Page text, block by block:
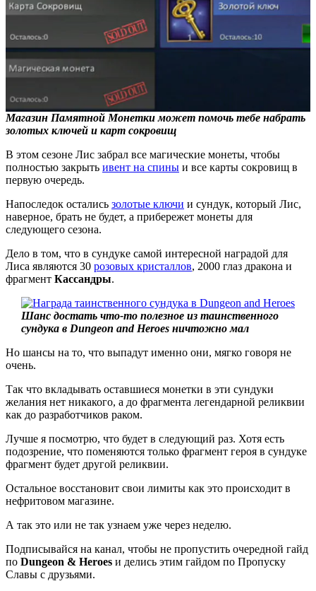
Магазин Памятной Монетки может помочь тебе набрать
золотых ключей и карт сокровищ
В этом сезоне Лис забрал все магические монеты, чтобы
полностью закрыть ивент на спины и все карты сокровищ в
первую очередь.
Напоследок остались золотые ключи и сундук, который Лис,
наверное, брать не будет, а прибережет монеты для
следующего сезона.
Дело в том, что в сундуке самой интересной наградой для
Лиса являются 30 розовых кристаллов, 2000 глаз дракона и
фрагмент Кассандры.
Шанс достать что-то полезное из таинственного
сундука в Dungeon and Heroes ничтожно мал
Но шансы на то, что выпадут именно они, мягко говоря не
очень.
Так что вкладывать оставшиеся монетки в эти сундуки
желания нет никакого, а до фрагмента легендарной реликвии
как до разработчиков раком.
Лучше я посмотрю, что будет в следующий раз. Хотя есть
подозрение, что поменяются только фрагмент героя в сундуке
фрагмент будет другой реликвии.
Остальное восстановит свои лимиты как это происходит в
нефритовом магазине.
А так это или не так узнаем уже через неделю.
Подписывайся на канал, чтобы не пропустить очередной гайд
по Dungeon & Heroes и делись этим гайдом по Пропуску
Славы с друзьями.